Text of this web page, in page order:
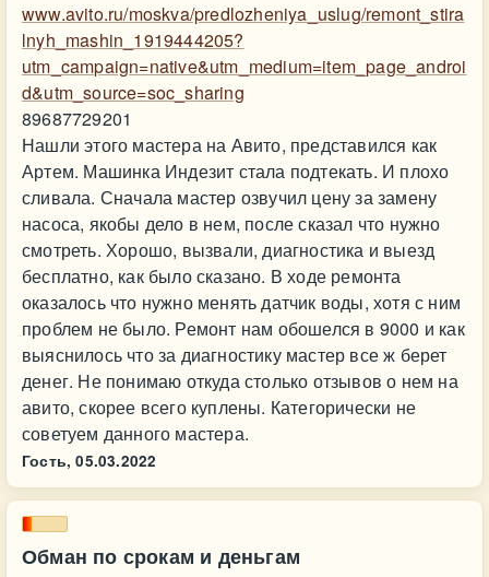
www.avito.ru/moskva/predlozheniya_uslug/remont_stira
lnyh_mashin_1919444205?
utm_campaign=native&utm_medium=item_page_androi
d&utm_source=soc_sharing
89687729201
Нашли этого мастера на Авито, представился как
Артем. Машинка Индезит стала подтекать. И плохо
сливала. Сначала мастер озвучил цену за замену
насоса, якобы дело в нем, после сказал что нужно
смотреть. Хорошо, вызвали, диагностика и выезд
бесплатно, как было сказано. В ходе ремонта
оказалось что нужно менять датчик воды, хотя с ним
проблем не было. Ремонт нам обошелся в 9000 и как
выяснилось что за диагностику мастер все ж берет
денег. Не понимаю откуда столько отзывов о нем на
авито, скорее всего куплены. Категорически не
советуем данного мастера.
Гость, 05.03.2022
Обман по срокам и деньгам